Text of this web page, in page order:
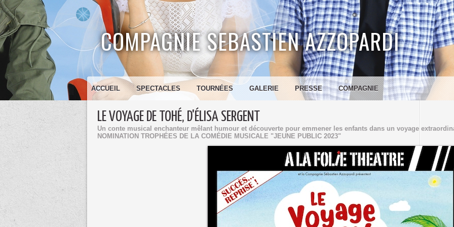
COMPAGNIE SEBASTIEN AZZOPARDI
ACCUEIL SPECTACLES TOURNÉES GALERIE PRESSE COMPAGNIE
LE VOYAGE DE TOHÉ, D'ÉLISA SERGENT
Un conte musical enchanteur mêlant humour et découverte pour emmener les enfants dans un voyage
NOMINATION TROPHÉES DE LA COMÉDIE MUSICALE "JEUNE PUBLIC 2023"